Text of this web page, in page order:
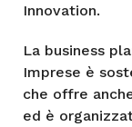
Innovation.
La business
Imprese è
che offre
ed è